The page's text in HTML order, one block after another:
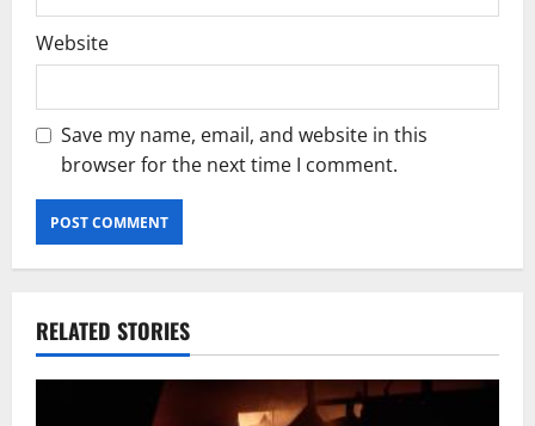
Website
Save my name, email, and website in this
browser for the next time I comment.
RELATED STORIES